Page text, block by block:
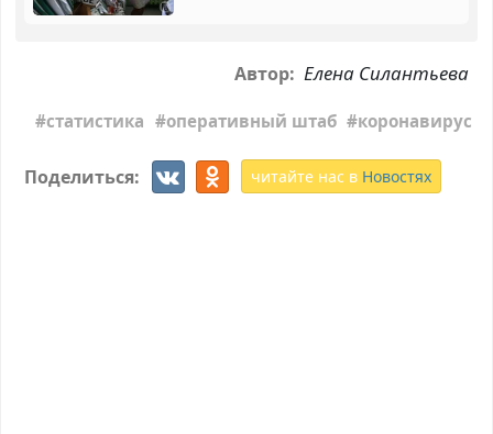
Автор: Елена Силантьева
статистика оперативный штаб коронавирус
Поделиться: читайте нас в Новостях